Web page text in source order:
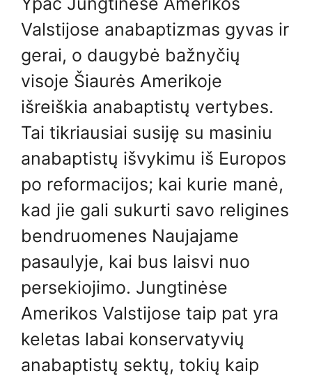
Valstijose anabaptizmas gyvas ir
gerai, o daugybė bažnyčių
visoje Šiaurės Amerikoje
išreiškia anabaptistų vertybes.
Tai tikriausiai susiję su masiniu
anabaptistų išvykimu iš Europos
po reformacijos; kai kurie manė,
kad jie gali sukurti savo religines
bendruomenes Naujajame
pasaulyje, kai bus laisvi nuo
persekiojimo. Jungtinėse
Amerikos Valstijose taip pat yra
keletas labai konservatyvių
anabaptistų sektų, tokių kaip